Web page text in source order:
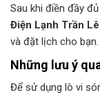
Sau khi điền đầy
Điện Lạnh Trần Lê
và đặt lịch cho bạn.
Những lưu ý
Để sử dụng lò vi